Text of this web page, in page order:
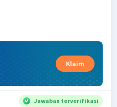
Klaim
Jawaban terverifikasi